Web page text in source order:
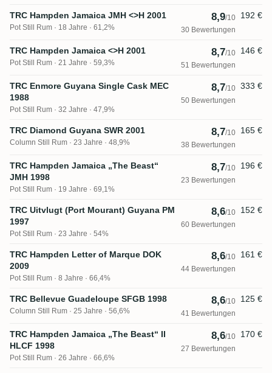
TRC Hampden Jamaica JMH <>H 2001
Pot Still Rum 18 Jahre · 61,2%
8,9/10
30 Bewertungen
192 €
TRC Hampden Jamaica <>H 2001
Pot Still Rum 21 Jahre · 59,3%
8,7/10
51 Bewertungen
146 €
TRC Enmore Guyana Single Cask MEC
1988
Pot Still Rum 32 Jahre · 47,9%
8,7/10
50 Bewertungen
333 €
TRC Diamond Guyana SWR 2001
Column Still Rum 23 Jahre · 48,9%
8,7/10
38 Bewertungen
165 €
TRC Hampden Jamaica „The Beast“
JMH 1998
Pot Still Rum 19 Jahre · 69,1%
8,7/10
23 Bewertungen
196 €
TRC Uitvlugt (Port Mourant) Guyana PM
1997
Pot Still Rum 23 Jahre · 54%
8,6/10
60 Bewertungen
152 €
TRC Hampden Letter of Marque DOK
2009
Pot Still Rum 8 Jahre · 66,4%
8,6/10
44 Bewertungen
161 €
TRC Bellevue Guadeloupe SFGB 1998
Column Still Rum 25 Jahre · 56,6%
8,6/10
41 Bewertungen
125 €
TRC Hampden Jamaica „The Beast“ II
HLCF 1998
Pot Still Rum 26 Jahre · 66,6%
8,6/10
27 Bewertungen
170 €